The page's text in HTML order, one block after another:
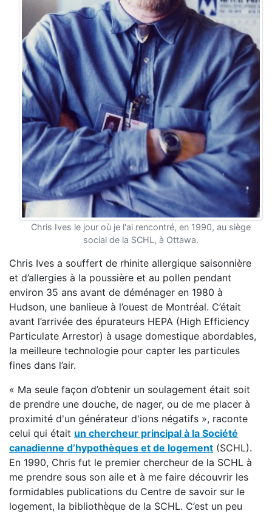
Chris Ives le jour où je l'ai rencontré, en 1990, au siège
social de la SCHL, à Ottawa.
Chris Ives a souffert de rhinite allergique saisonnière
et d’allergies à la poussière et au pollen pendant
environ 35 ans avant de déménager en 1980 à
Hudson, une banlieue à l’ouest de Montréal. C’était
avant l’arrivée des épurateurs HEPA (High Efficiency
Particulate Arrestor) à usage domestique abordables,
la meilleure technologie pour capter les particules
fines dans l’air.
« Ma seule façon d’obtenir un soulagement était soit
de prendre une douche, de nager, ou de me placer à
proximité d'un générateur d'ions négatifs », raconte
celui qui était un chercheur principal à la Société
canadienne d’hypothèques et de logement (SCHL).
En 1990, Chris fut le premier chercheur de la SCHL à
me prendre sous son aile et à me faire découvrir les
formidables publications du Centre de savoir sur le
logement, la bibliothèque de la SCHL. C’est un peu